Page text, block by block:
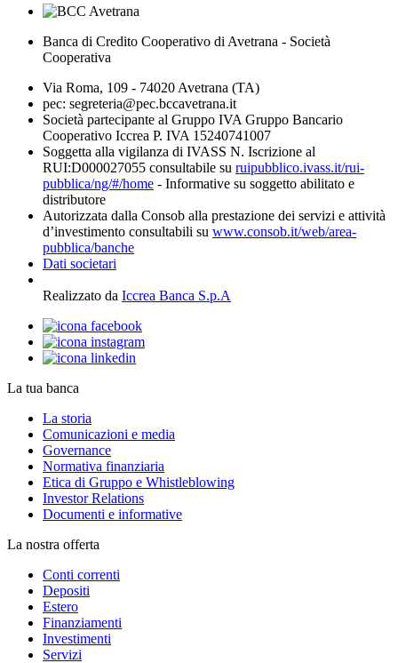
Banca di Credito Cooperativo di Avetrana - Società
Cooperativa
Via Roma, 109 - 74020 Avetrana (TA)
pec: segreteria@pec.bccavetrana.it
Società partecipante al Gruppo IVA Gruppo Bancario
Cooperativo Iccrea P. IVA 15240741007
Soggetta alla vigilanza di IVASS N. Iscrizione al
RUI:D000027055 consultabile su ruipubblico.ivass.it/rui-
pubblica/ng/#/home - Informative su soggetto abilitato e
distributore
Autorizzata dalla Consob alla prestazione dei servizi e attività
d’investimento consultabili su www.consob.it/web/area-
pubblica/banche
Dati societari
Realizzato da Iccrea Banca S.p.A
La tua banca
La storia
Comunicazioni e media
Governance
Normativa finanziaria
Etica di Gruppo e Whistleblowing
Investor Relations
Documenti e informative
La nostra offerta
Conti correnti
Depositi
Estero
Finanziamenti
Investimenti
Servizi